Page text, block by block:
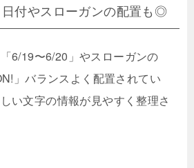
付やスローガンの配置も◎
6/19〜6/20」やスローガンの
」バランスよく配置されてい
い文字の情報が見やすく整理さ